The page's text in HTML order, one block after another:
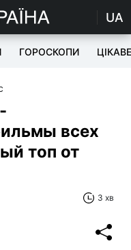
UA
ГОРОСКОПИ ЦІКАВЕ
всех
топ от
3 хв